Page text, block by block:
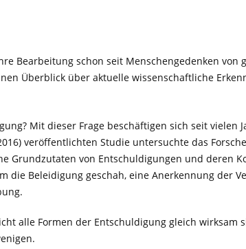
Bearbeitung schon seit Menschengedenken
Überblick über aktuelle wissenschaftliche
Mit dieser Frage beschäftigen sich seit
veröffentlichten Studie untersuchte das
Grundzutaten von Entschuldigungen und deren
die Beleidigung geschah, eine Anerkennung der
alle Formen der Entschuldigung gleich